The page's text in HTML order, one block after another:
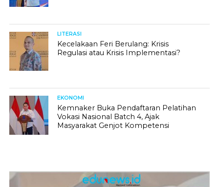
LITERASI
Kecelakaan Feri Berulang: Krisis
Regulasi atau Krisis Implementasi?
EKONOMI
Kemnaker Buka Pendaftaran Pelatihan
Vokasi Nasional Batch 4, Ajak
Masyarakat Genjot Kompetensi